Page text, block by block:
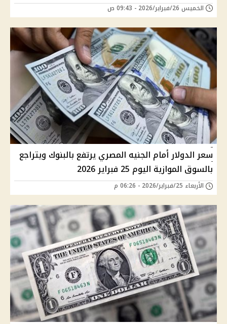
الخميس 26/فبراير/2026 - 09:43 ص
سعر الدولار أمام الجنيه المصري يرتفع بالبنوك ويتراجع
بالسوق الموازية اليوم 25 فبراير 2026
الأربعاء 25/فبراير/2026 - 06:26 م